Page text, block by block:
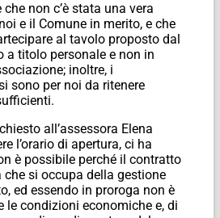
non c’è stata una vera
e il Comune in merito, e che
al tavolo proposto dal
a titolo personale e non in
inoltre, i
sono per noi da ritenere
all’assessora Elena
l’orario di apertura, ci ha
è possibile perché il contratto
si occupa della gestione
ed essendo in proroga non è
le condizioni economiche e, di